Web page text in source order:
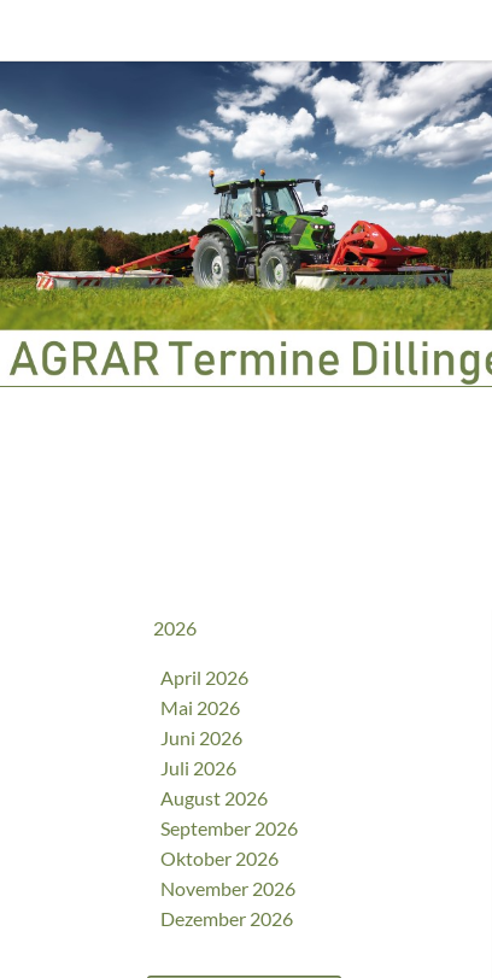
2026
April 2026
Mai 2026
Juni 2026
Juli 2026
August 2026
September 2026
Oktober 2026
November 2026
Dezember 2026